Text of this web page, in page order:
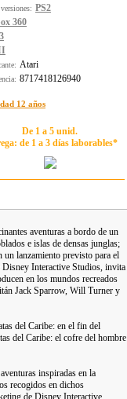
PS2
360
Atari
8717418126940
De 1 a 5 unid.
de 1 a 3 días laborables*
aventuras a bordo de un
e islas de densas junglas;
lanzamiento previsto para el
Interactive Studios, invita
en los mundos recreados
Jack Sparrow, Will Turner y
del Caribe: en el fin del
del Caribe: el cofre del hombre
inspiradas en la
recogidos en dichos
de Disney Interactive